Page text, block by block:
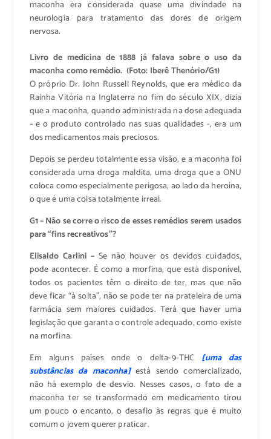
maconha era considerada quase uma divindade na
neurologia para tratamento das dores de origem
nervosa.
Livro de medicina de 1888 já falava sobre o uso da
maconha como remédio. (Foto: Iberê Thenório/G1)
O próprio Dr. John Russell Reynolds, que era médico da
Rainha Vitória na Inglaterra no fim do século XIX, dizia
que a maconha, quando administrada na dose adequada
– e o produto controlado nas suas qualidades -, era um
dos medicamentos mais preciosos.
Depois se perdeu totalmente essa visão, e a maconha foi
considerada uma droga maldita, uma droga que a ONU
coloca como especialmente perigosa, ao lado da heroína,
o que é uma coisa totalmente irreal.
G1 – Não se corre o risco de esses remédios serem usados
para “fins recreativos”?
Elisaldo Carlini – Se não houver os devidos cuidados,
pode acontecer. É como a morfina, que está disponível,
todos os pacientes têm o direito de ter, mas que não
deve ficar “à solta”, não se pode ter na prateleira de uma
farmácia sem maiores cuidados. Terá que haver uma
legislação que garanta o controle adequado, como existe
na morfina.
Em alguns países onde o delta-9-THC [uma das
substâncias da maconha]está sendo comercializado,
não há exemplo de desvio. Nesses casos, o fato de a
maconha ter se transformado em medicamento tirou
um pouco o encanto, o desafio às regras que é muito
comum o jovem querer praticar.